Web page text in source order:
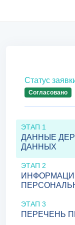
Статус
Согласовано
ЭТАП 1
ДАННЫЕ
ДАННЫХ
ЭТАП 2
ЭТАП 3
ПЕРЕЧЕНЬ